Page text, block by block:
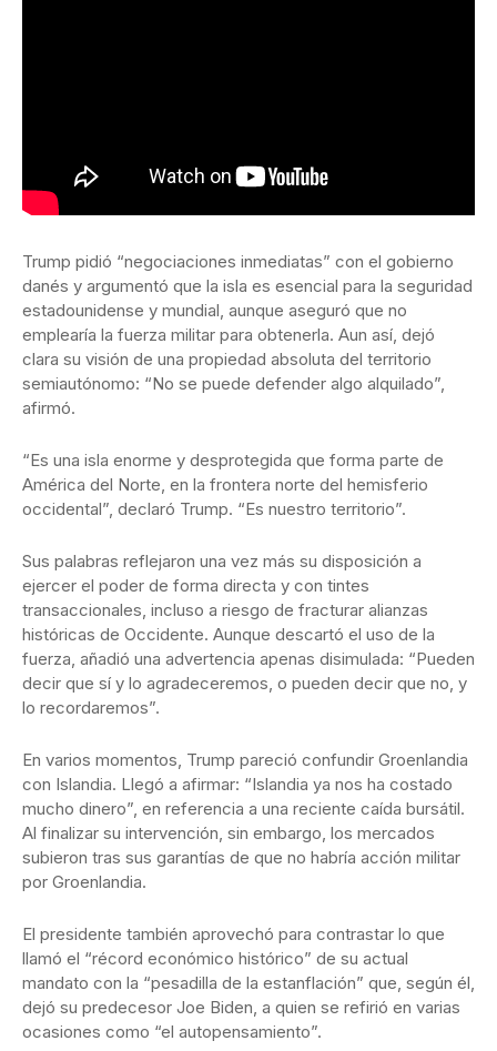
Trump pidió “negociaciones inmediatas” con el gobierno
danés y argumentó que la isla es esencial para la seguridad
estadounidense y mundial, aunque aseguró que no
emplearía la fuerza militar para obtenerla. Aun así, dejó
clara su visión de una propiedad absoluta del territorio
semiautónomo: “No se puede defender algo alquilado”,
afirmó.
“Es una isla enorme y desprotegida que forma parte de
América del Norte, en la frontera norte del hemisferio
occidental”, declaró Trump. “Es nuestro territorio”.
Sus palabras reflejaron una vez más su disposición a
ejercer el poder de forma directa y con tintes
transaccionales, incluso a riesgo de fracturar alianzas
históricas de Occidente. Aunque descartó el uso de la
fuerza, añadió una advertencia apenas disimulada: “Pueden
decir que sí y lo agradeceremos, o pueden decir que no, y
lo recordaremos”.
En varios momentos, Trump pareció confundir Groenlandia
con Islandia. Llegó a afirmar: “Islandia ya nos ha costado
mucho dinero”, en referencia a una reciente caída bursátil.
Al finalizar su intervención, sin embargo, los mercados
subieron tras sus garantías de que no habría acción militar
por Groenlandia.
El presidente también aprovechó para contrastar lo que
llamó el “récord económico histórico” de su actual
mandato con la “pesadilla de la estanflación” que, según él,
dejó su predecesor Joe Biden, a quien se refirió en varias
ocasiones como “el autopensamiento”.